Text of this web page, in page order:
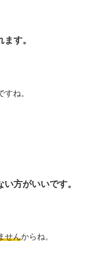
す。
すね。
方がいいです。
せんからね。